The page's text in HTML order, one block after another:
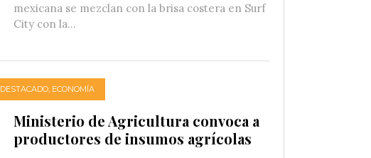
mexicana se mezclan con la brisa costera en Surf
City con la...
DESTACADO, ECONOMÍA
Ministerio de Agricultura convoca a
productores de insumos agrícolas